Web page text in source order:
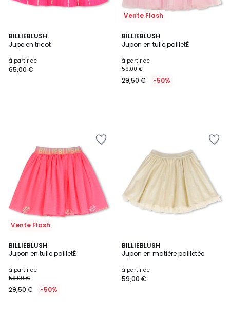
BILLIEBLUSH
Jupe en tricot
à partir de
65,00 €
Vente Flash
BILLIEBLUSH
Jupon en tulle pailletÉ
à partir de
59,00 €
29,50 € -50%
Vente Flash
BILLIEBLUSH
Jupon en tulle pailletÉ
à partir de
59,00 €
29,50 € -50%
BILLIEBLUSH
Jupon en matière pailletée
à partir de
59,00 €